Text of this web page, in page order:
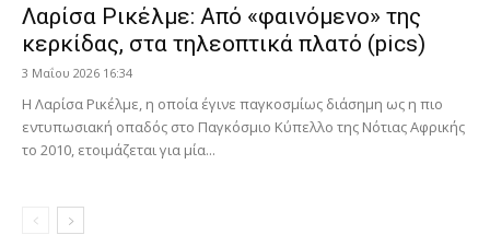
Λαρίσα Ρικέλμε: Από «φαινόμενο» της
κερκίδας, στα τηλεοπτικά πλατό (pics)
3 Μαΐου 2026 16:34
Η Λαρίσα Ρικέλμε, η οποία έγινε παγκοσμίως διάσημη ως η πιο
εντυπωσιακή οπαδός στο Παγκόσμιο Κύπελλο της Νότιας Αφρικής
το 2010, ετοιμάζεται για μία...